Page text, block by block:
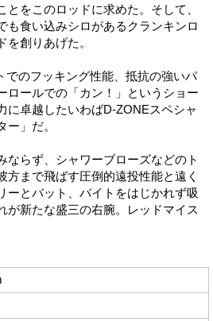
とをこのロッドに求めた。そして、
も食い込みシロがあるクランキンロ
を創りあげた。
でのフッキング性能、抵抗の強いパ
ロールでの「カン！」というショー
に卓越したいわばD-ZONEスペシャ
ー」だ。
ならず、シャワーブローズなどのト
方まで飛ばす圧倒的遠投性能と遠く
ーとバット、バイトをはじかれず吸
が新たな盛三の右腕。レッドマイス